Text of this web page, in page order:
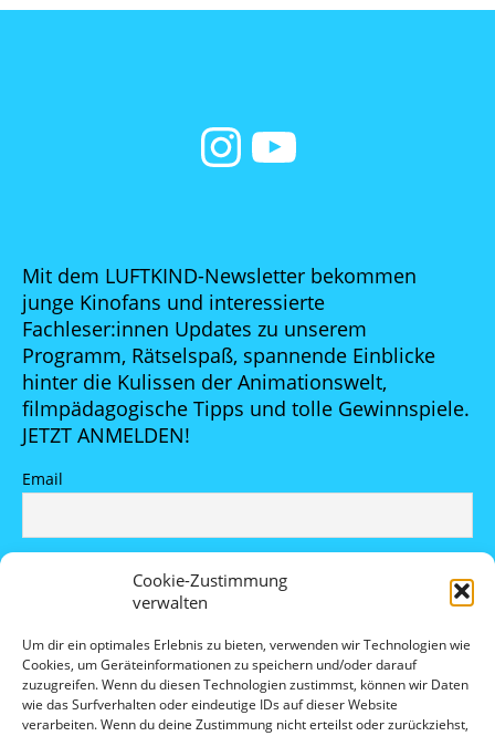
Cookie-Zustimmung
verwalten
Um dir ein optimales Erlebnis zu bieten, verwenden wir Technologien wie
Cookies, um Geräteinformationen zu speichern und/oder darauf
zuzugreifen. Wenn du diesen Technologien zustimmst, können wir Daten
wie das Surfverhalten oder eindeutige IDs auf dieser Website
verarbeiten. Wenn du deine Zustimmung nicht erteilst oder zurückziehst,
Mit dem LUFTKIND-Newsletter bekommen
junge Kinofans und interessierte
Fachleser:innen Updates zu unserem
Programm, Rätselspaß, spannende Einblicke
hinter die Kulissen der Animationswelt,
filmpädagogische Tipps und tolle Gewinnspiele.
JETZT ANMELDEN!
Email
Datenschutzerklärung.